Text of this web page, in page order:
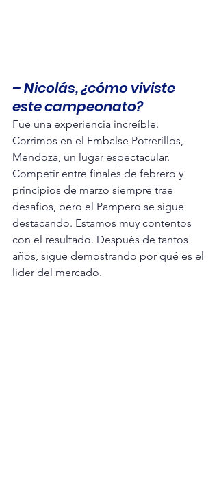
– Nicolás, ¿cómo viviste
este campeonato?
Fue una experiencia increíble.
Corrimos en el Embalse Potrerillos,
Mendoza, un lugar espectacular.
Competir entre finales de febrero y
principios de marzo siempre trae
desafíos, pero el Pampero se sigue
destacando. Estamos muy contentos
con el resultado. Después de tantos
años, sigue demostrando por qué es el
líder del mercado.